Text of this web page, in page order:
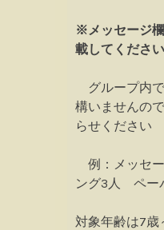
※メッセージ
載してください
グループ内
構いませんの
らせください
例：メッセ
ング3人 ペー
対象年齢は7歳